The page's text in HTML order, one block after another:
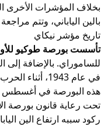
بخلاف المؤشرات الأخرى
بالين الياباني، وتتم
تاريخ مؤشر نيكاي
تأسست بورصة طوكيو
للساموراي. بالإضافة
في عام 1943، أثناء الحرب العالمية الثانية، قامت الحكومة اليابانية بدمج بورصة طوكيو مع خمس
هذه البورصة في أغسطس 1945 قرب نهاية
تحت رعاية قانون بورصة